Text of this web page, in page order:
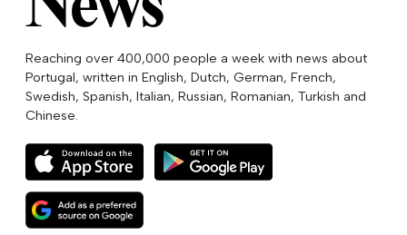
Reaching over 400,000 people a week with news about
Portugal, written in English, Dutch, German, French,
Swedish, Spanish, Italian, Russian, Romanian, Turkish and
Chinese.